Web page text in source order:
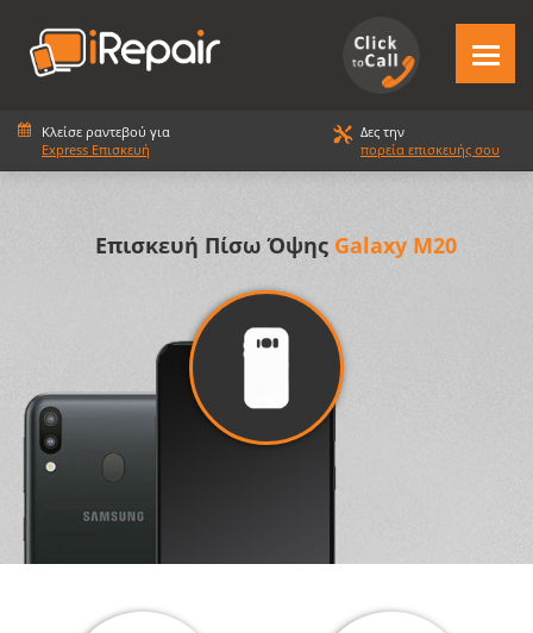
Κλείσε ραντεβού για
Express Επισκευή
Δες την
πορεία επισκευής σου
Επισκευή Πίσω Όψης Galaxy M20